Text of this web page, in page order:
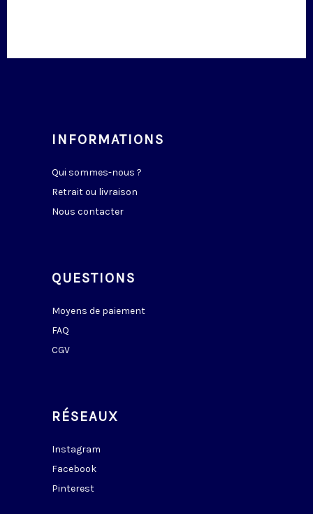
INFORMATIONS
Qui sommes-nous ?
Retrait ou livraison
Nous contacter
QUESTIONS
Moyens de paiement
FAQ
CGV
RÉSEAUX
Instagram
Facebook
Pinterest